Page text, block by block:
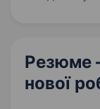
Резюме
нової